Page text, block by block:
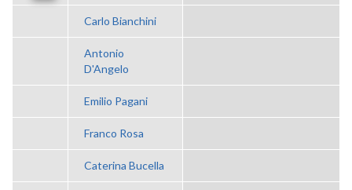
Carlo Bianchini
Antonio
D'Angelo
Emilio Pagani
Franco Rosa
Caterina Bucella